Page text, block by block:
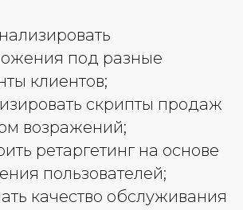
под разные
клиентов;
скрипты продаж
возражений;
ретаргетинг на основе
пользователей;
качество обслуживания